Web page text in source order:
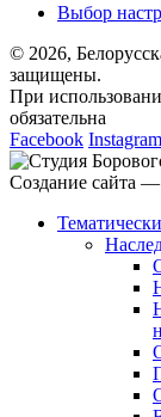
Выбор
© 2026,
защищены.
При
обязательна
Facebook Instagram
Создание сайта —